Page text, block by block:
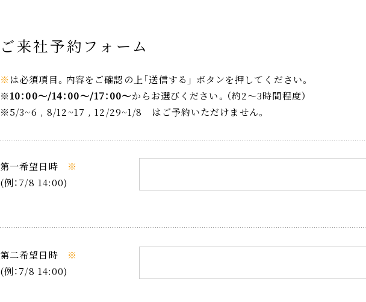
ご来社予約フォーム
※ は必須項目。内容をご確認の上「送信する」 ボタンを押してください。
※10：00～/14：00～/17：00～からお選びください。（約2～3時間程度）
※5/3~6 , 8/12~17 , 12/29~1/8 はご予約いただけません。
第一希望日時
※
(例：7/8 14:00)
第二希望日時
※
(例：7/8 14:00)